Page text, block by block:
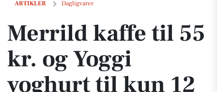
ARTIKLER Dagligvarer
Merrild kaffe til 55 kr. og Yoggi yoghurt til kun 12 kr. - se de mange
Merrild kaffe til 55
kr. og Yoggi
yoghurt til kun 12